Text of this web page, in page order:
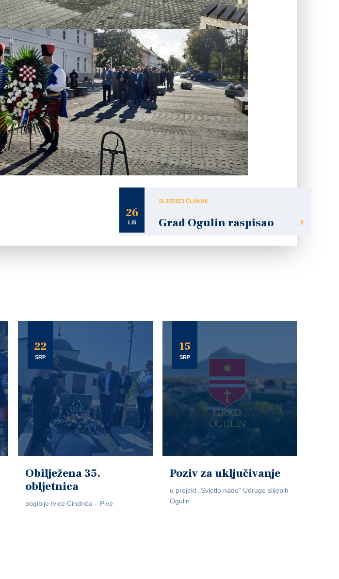
26
LIS
SLJEDEĆI ČLANAK
Grad Ogulin raspisao
22
SRP
Obilježena 35.
obljetnica
pogibije Ivice Cindrića – Pive
15
SRP
Poziv za uključivanje
u projekt „Svjetlo nade” Udruge slijepih
Ogulin